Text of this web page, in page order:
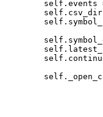
self.events